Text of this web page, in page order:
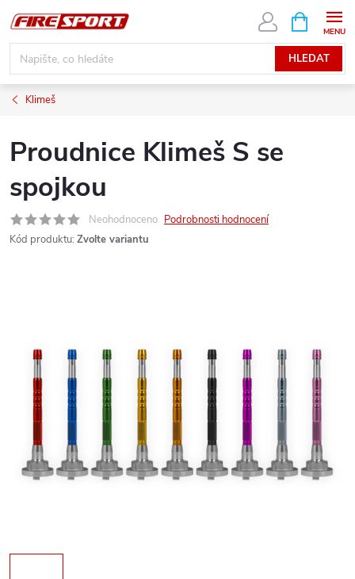
na
obsah
HLEDAT
NÁKUPNÍ
KOŠÍK
Klimeš
Proudnice Klimeš S se
spojkou
Neohodnoceno Podrobnosti hodnocení
Kód produktu: Zvolte variantu